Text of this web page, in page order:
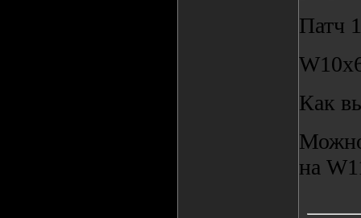
Патч
Как
на